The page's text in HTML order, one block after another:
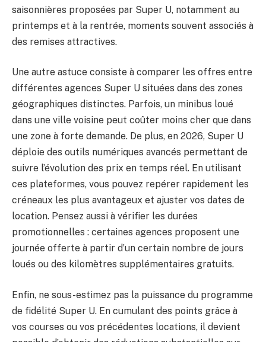
saisonnières proposées par Super U, notamment au
printemps et à la rentrée, moments souvent associés à
des remises attractives.
Une autre astuce consiste à comparer les offres entre
différentes agences Super U situées dans des zones
géographiques distinctes. Parfois, un minibus loué
dans une ville voisine peut coûter moins cher que dans
une zone à forte demande. De plus, en 2026, Super U
déploie des outils numériques avancés permettant de
suivre l’évolution des prix en temps réel. En utilisant
ces plateformes, vous pouvez repérer rapidement les
créneaux les plus avantageux et ajuster vos dates de
location. Pensez aussi à vérifier les durées
promotionnelles : certaines agences proposent une
journée offerte à partir d’un certain nombre de jours
loués ou des kilomètres supplémentaires gratuits.
Enfin, ne sous-estimez pas la puissance du programme
de fidélité Super U. En cumulant des points grâce à
vos courses ou vos précédentes locations, il devient